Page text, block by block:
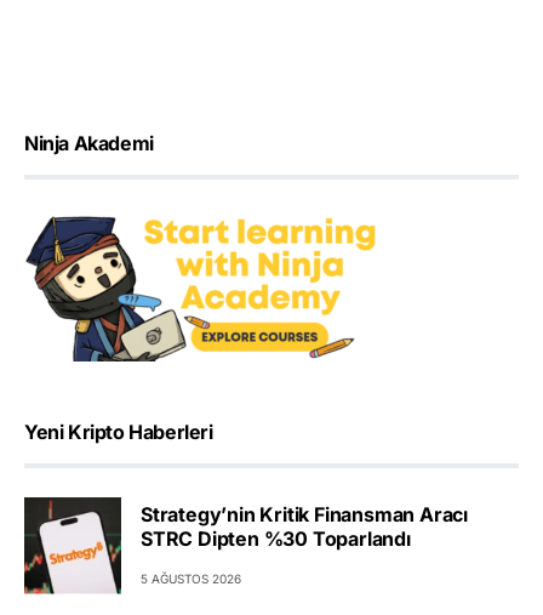
Ninja Akademi
Yeni Kripto Haberleri
Strategy’nin Kritik Finansman Aracı
STRC Dipten %30 Toparlandı
5 AĞUSTOS 2026